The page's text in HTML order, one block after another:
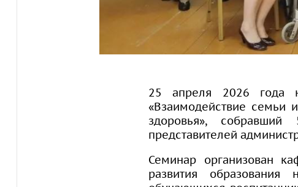
25 апреля 2026 года
«Взаимодействие семьи
здоровья»,
представителей
Семинар организован
развития